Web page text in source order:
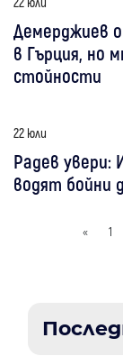
Демерджиев
в Гърция, но
стойности
22 юли
Радев увери:
водят бойни
« 1